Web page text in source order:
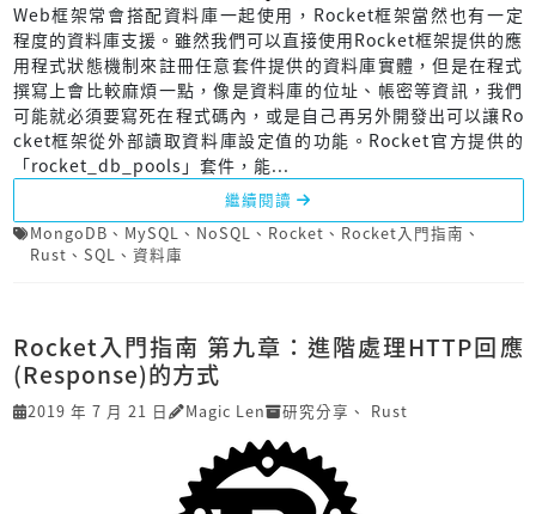
Web框架常會搭配資料庫一起使用，Rocket框架當然也有一定
程度的資料庫支援。雖然我們可以直接使用Rocket框架提供的應
用程式狀態機制來註冊任意套件提供的資料庫實體，但是在程式
撰寫上會比較麻煩一點，像是資料庫的位址、帳密等資訊，我們
可能就必須要寫死在程式碼內，或是自己再另外開發出可以讓Ro
cket框架從外部讀取資料庫設定值的功能。Rocket官方提供的
「rocket_db_pools」套件，能...
繼續閱讀
MongoDB 、 MySQL 、 NoSQL 、 Rocket 、 Rocket入門指南 、
Rust 、 SQL 、 資料庫
Rocket入門指南 第九章：進階處理HTTP回應
(Response)的方式
2019 年 7 月 21 日 Magic Len 研究分享 、 Rust